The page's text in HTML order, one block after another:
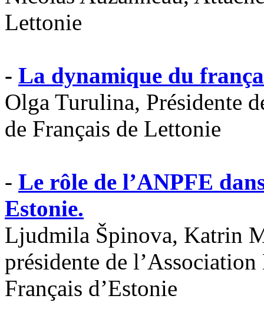
Lettonie
- La dynamique du
Olga Turulina, Présidente
de Français de Lettonie
- Le rôle de l’ANPFE
Estonie.
Ljudmila Špinova, Katrin
présidente de
Français d’Estonie